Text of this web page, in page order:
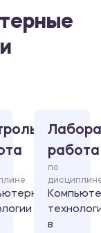
работа
по
в